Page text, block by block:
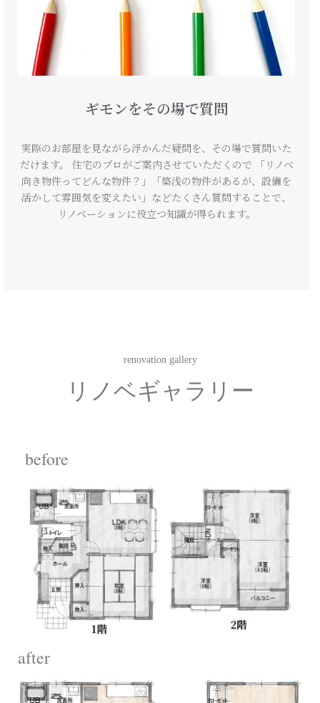
ギモンをその場で質問
実際のお部屋を見ながら浮かんだ疑問を、その場で質問いた
だけます。 住宅のプロがご案内させていただくので 「リノベ
向き物件ってどんな物件？」「築浅の物件があるが、設備を
活かして雰囲気を変えたい」などたくさん質問することで、
リノベーションに役立つ知識が得られます。
renovation gallery
リノベギャラリー
before
after